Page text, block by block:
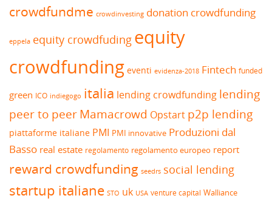
crowdfundme crowdinvesting donation crowdfunding
eppela equity crowdfuding equity
crowdfunding eventi evidenza-2018 Fintech funded
green ICO indiegogo italia lending crowdfunding lending
peer to peerMamacrowd Opstart p2p lending
piattaforme italiane PMI PMI innovative Produzioni dal
Basso real estate regolamento regolamento europeo report
reward crowdfunding seedrs social lending
startup italiane STO uk USA venture capital Walliance